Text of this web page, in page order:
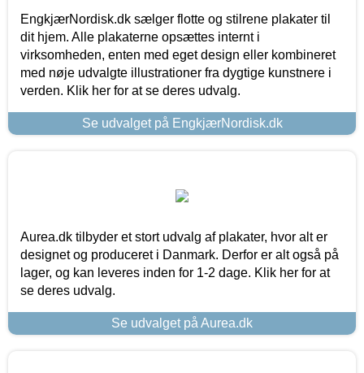
EngkjærNordisk.dk sælger flotte og stilrene plakater til
dit hjem. Alle plakaterne opsættes internt i
virksomheden, enten med eget design eller kombineret
med nøje udvalgte illustrationer fra dygtige kunstnere i
verden. Klik her for at se deres udvalg.
Se udvalget på EngkjærNordisk.dk
Aurea.dk tilbyder et stort udvalg af plakater, hvor alt er
designet og produceret i Danmark. Derfor er alt også på
lager, og kan leveres inden for 1-2 dage. Klik her for at
se deres udvalg.
Se udvalget på Aurea.dk